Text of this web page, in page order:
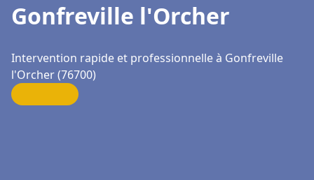
Gonfreville l'Orcher
Intervention rapide et professionnelle à Gonfreville
l'Orcher (76700)